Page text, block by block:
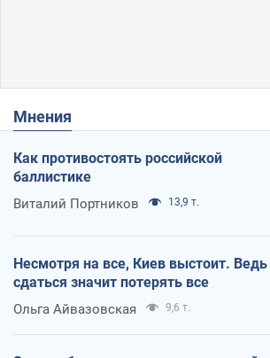
Мнения
Как противостоять российской
баллистике
Виталий Портников 13,9 т.
Несмотря на все, Киев выстоит. Ведь
сдаться значит потерять все
Ольга Айвазовская 9,6 т.